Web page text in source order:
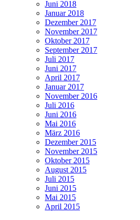
Juni 2018
Januar 2018
Dezember 2017
November 2017
Oktober 2017
September 2017
Juli 2017
Juni 2017
April 2017
Januar 2017
November 2016
Juli 2016
Juni 2016
Mai 2016
März 2016
Dezember 2015
November 2015
Oktober 2015
August 2015
Juli 2015
Juni 2015
Mai 2015
April 2015